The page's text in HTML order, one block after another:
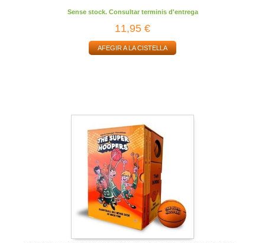
Sense stock. Consultar terminis d'entrega
11,95 €
AFEGIR A LA CISTELLA